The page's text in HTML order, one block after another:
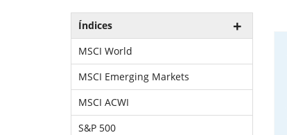
Índices
MSCI World
MSCI Emerging Markets
MSCI ACWI
S&P 500